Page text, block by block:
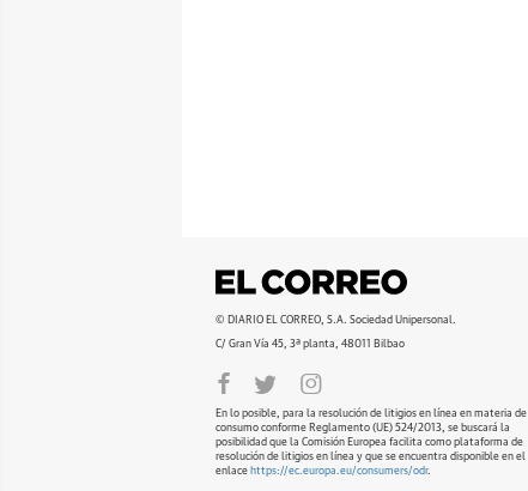
© DIARIO EL CORREO, S.A. Sociedad Unipersonal.
C/ Gran Vía 45, 3ª planta, 48011 Bilbao
En lo posible, para la resolución de litigios en línea en materia de
consumo conforme Reglamento (UE) 524/2013, se buscará la
posibilidad que la Comisión Europea facilita como plataforma de
resolución de litigios en línea y que se encuentra disponible en el
enlace https://ec.europa.eu/consumers/odr.